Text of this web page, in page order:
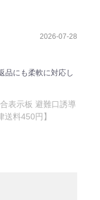
2026-07-28
品にも柔軟に対応し
表示板 避難口誘導
料450円】